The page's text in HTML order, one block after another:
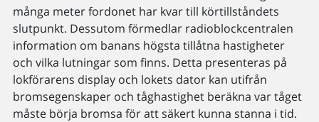
många meter fordonet har kvar till körtillståndets
slutpunkt. Dessutom förmedlar radioblockcentralen
information om banans högsta tillåtna hastigheter
och vilka lutningar som finns. Detta presenteras på
lokförarens display och lokets dator kan utifrån
bromsegenskaper och tåghastighet beräkna var tåget
måste börja bromsa för att säkert kunna stanna i tid.